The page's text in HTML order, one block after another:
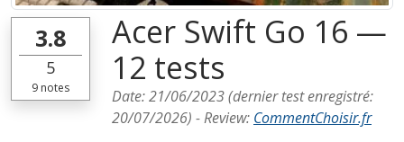
3.8
5
9 notes
Acer Swift Go 16 —
12 tests
Date:21/06/2023(dernier test enregistré:
20/07/2026) -Review: CommentChoisir.fr